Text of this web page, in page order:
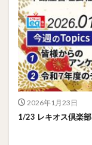
2026年1月23日
1/23 レキオス倶楽